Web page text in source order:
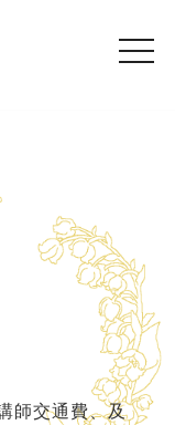
師交通費、及